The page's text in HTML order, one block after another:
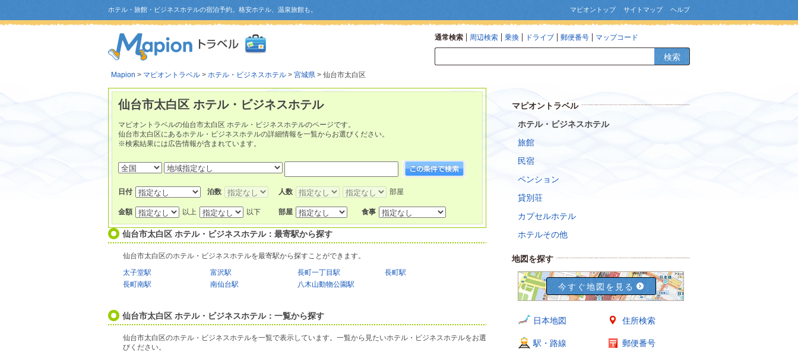
マピオントップ サイトマップ ヘルプ
ホテル・旅館・ビジネスホテルの宿泊予約。格安ホテル、温泉旅館も。
通常検索 周辺検索 乗換 ドライブ 郵便番号 マップコード
検索
Mapion > マピオントラベル > ホテル・ビジネスホテル > 宮城県 > 仙台市太白区
仙台市太白区 ホテル・ビジネスホテル
マピオントラベルの仙台市太白区 ホテル・ビジネスホテルのページです。
仙台市太白区にあるホテル・ビジネスホテルの詳細情報を一覧からお選びください。
※検索結果には広告情報が含まれています。
日付 泊数 人数 部屋
金額 以上 以下 部屋 食事
仙台市太白区 ホテル・ビジネスホテル：最寄駅から探す
仙台市太白区のホテル・ビジネスホテルを最寄駅から探すことができます。
太子堂駅
富沢駅 長町一丁目駅
長町駅
長町南駅
南仙台駅 八木山動物公園駅
仙台市太白区 ホテル・ビジネスホテル：一覧から探す
仙台市太白区のホテル・ビジネスホテルを一覧で表示しています。一覧から見たいホテル・ビジネスホテルをお選
びください。
マピオントラベル
ホテル・ビジネスホテル
旅館
民宿
ペンション
貸別荘
カプセルホテル
ホテルその他
地図を探す
今すぐ地図を見る
日本地図 住所検索
駅・路線 郵便番号